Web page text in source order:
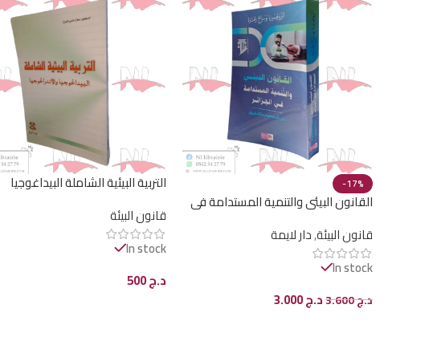
-17%
القانون البيئي والتنمية المستدامة في
قانون البيئة,دار لايمة
In stock
د.ج3.600 د.ج
التربية البيئية الشاملة البيداغوجيا
قانون البيئة
In stock
د.ج